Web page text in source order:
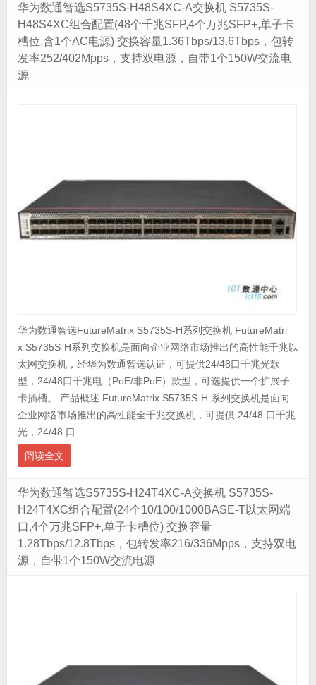
华为数通智选S5735S-H48S4XC-A交换机 S5735S-
H48S4XC组合配置(48个千兆SFP,4个万兆SFP+,单子卡
槽位,含1个AC电源) 交换容量1.36Tbps/13.6Tbps，包转
发率252/402Mpps，支持双电源，自带1个150W交流电
源
华为数通智选FutureMatrix S5735S-H系列交换机 FutureMatri
x S5735S-H系列交换机是面向企业网络市场推出的高性能千兆以
太网交换机，经华为数通智选认证，可提供24/48口千兆光款
型，24/48口千兆电（PoE/非PoE）款型，可选提供一个扩展子
卡插槽。 产品概述 FutureMatrix S5735S-H 系列交换机是面向
企业网络市场推出的高性能全千兆交换机，可提供 24/48 口千兆
光，24/48 口 ...
阅读全文
华为数通智选S5735S-H24T4XC-A交换机 S5735S-
H24T4XC组合配置(24个10/100/1000BASE-T以太网端
口,4个万兆SFP+,单子卡槽位) 交换容量
1.28Tbps/12.8Tbps，包转发率216/336Mpps，支持双电
源，自带1个150W交流电源